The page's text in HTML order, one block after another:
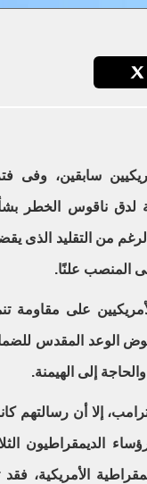
سابقين، وفى
لدق ناقوس الخطر
من التقليد الذى
المنصب علنًا.
على مقاومة
الوعد المقدس
إلى الهيمنة.
إلا أن رسالتهم
الديمقراطيون
الأمريكية، فقد